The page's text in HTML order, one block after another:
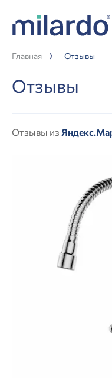
Главная Отзывы
Отзывы
Отзывы из